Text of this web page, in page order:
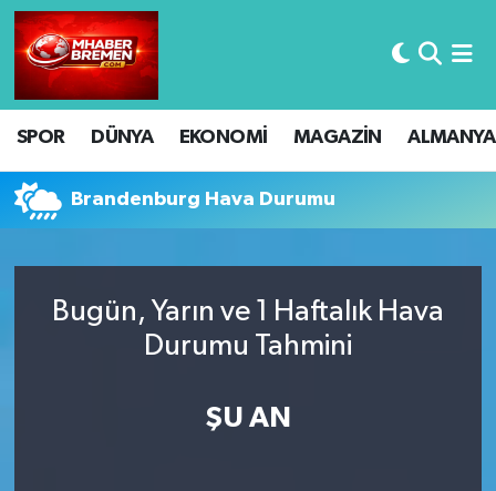
SPOR DÜNYA EKONOMİ MAGAZİN ALMANYA
Brandenburg Hava Durumu
Bugün, Yarın ve 1 Haftalık Hava
Durumu Tahmini
ŞU AN
Hava Durumu
Trafik Durumu
Süper Lig Puan Durumu ve Fikstür
Son Dakika Haberleri